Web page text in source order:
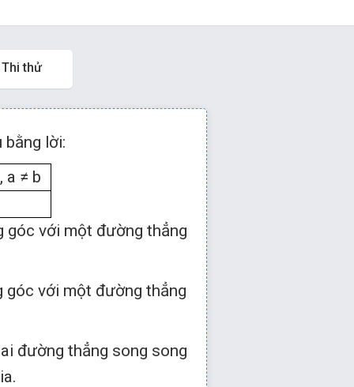
Thi thử
lời:
a ≠ b
góc với một đường thẳng
góc với một đường thẳng
đường thẳng song song
với một đường thẳng